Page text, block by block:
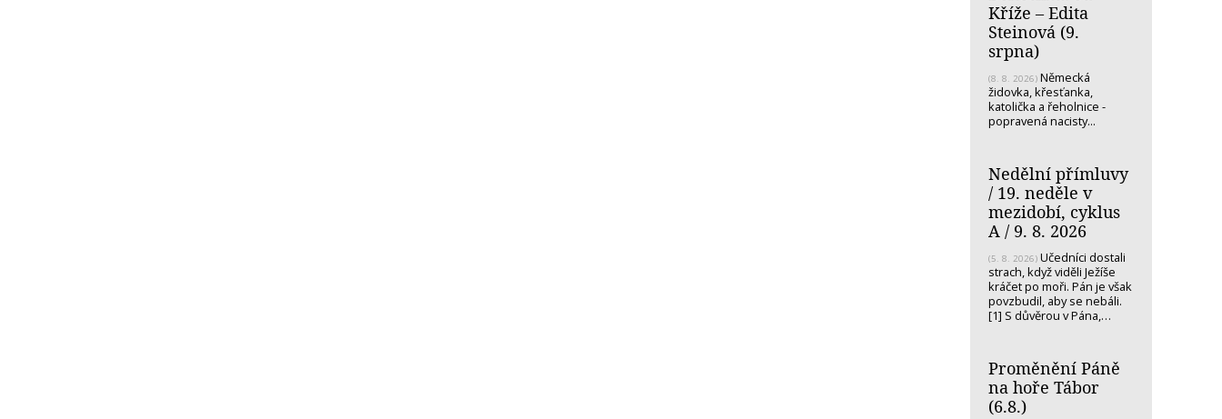
Kříže – Edita
Steinová (9.
srpna)
(8. 8. 2026) Německá
židovka, křesťanka,
katolička a řeholnice -
popravená nacisty...
Nedělní přímluvy
/ 19. neděle v
mezidobí, cyklus
A / 9. 8. 2026
(5. 8. 2026) Učedníci dostali
strach, když viděli Ježíše
kráčet po moři. Pán je však
povzbudil, aby se nebáli.
[1] S důvěrou v Pána,…
Proměnění Páně
na hoře Tábor
(6.8.)